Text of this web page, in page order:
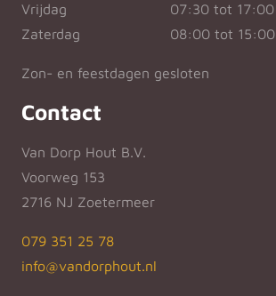
Vrijdag
07:30 tot 17:00
Zaterdag
08:00 tot 15:00
Zon- en feestdagen gesloten
Contact
Van Dorp Hout B.V.
Voorweg 153
2716 NJ Zoetermeer
079 351 25 78
info@vandorphout.nl